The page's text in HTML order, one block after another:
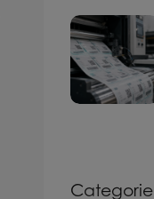
Categorie